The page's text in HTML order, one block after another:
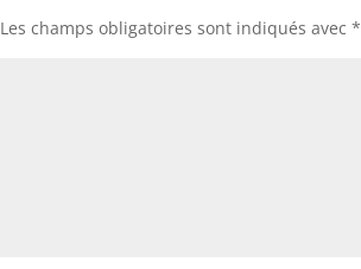
Les champs obligatoires sont indiqués avec*